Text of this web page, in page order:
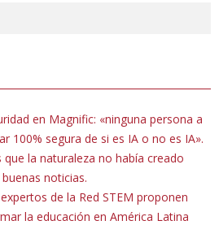
en Magnific: «ninguna persona a
100% segura de si es IA o no es IA».
que la naturaleza no había creado
noticias.
de la Red STEM proponen
la educación en América Latina